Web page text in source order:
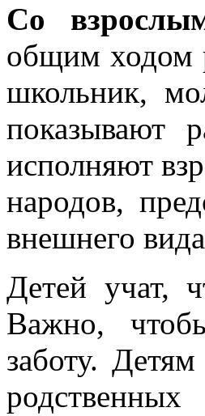
Со
общим ходом
школьник,
показывают
исполняют
народов,
внешнего
Детей учат,
Важно,
заботу.